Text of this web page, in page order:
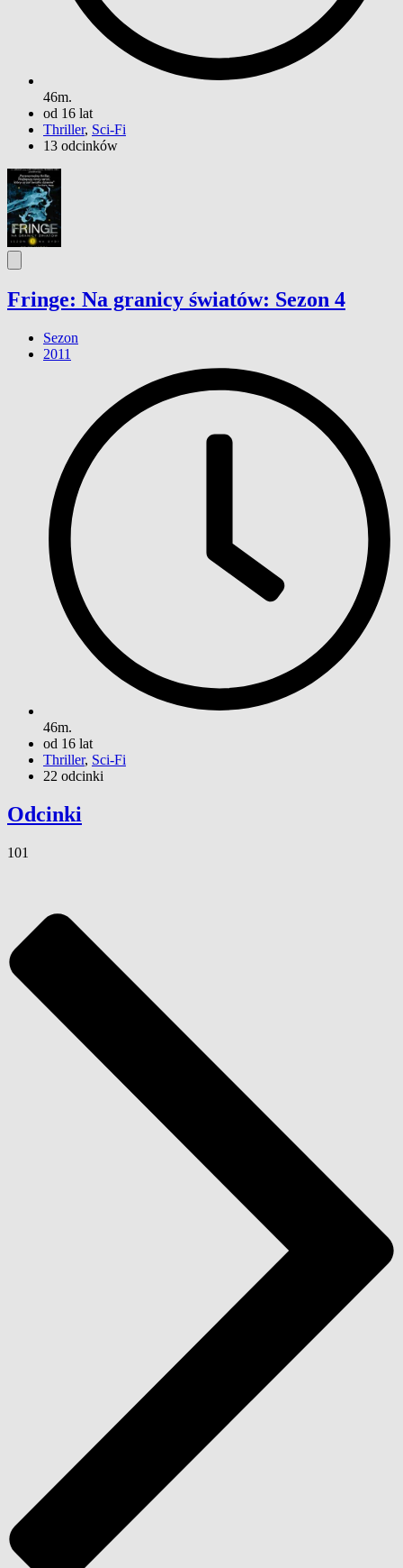
46m.
od 16 lat
Thriller, Sci-Fi
13 odcinków
Fringe: Na granicy światów: Sezon 4
Sezon
2011
46m.
od 16 lat
Thriller, Sci-Fi
22 odcinki
Odcinki
101